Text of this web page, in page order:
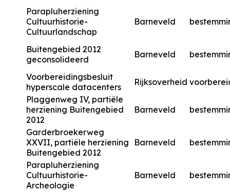
Parapluherziening
Cultuurhistorie-
Cultuurlandschap
Barneveld
Buitengebied 2012
geconsolideerd
Barneveld
Voorbereidingsbesluit
hyperscale datacenters
Rijksoverheid
Plaggenweg IV, partiële
herziening Buitengebied
2012
Barneveld
Garderbroekerweg
XXVII, partiële herziening
Buitengebied 2012
Barneveld
Parapluherziening
Cultuurhistorie-
Archeologie
Barneveld